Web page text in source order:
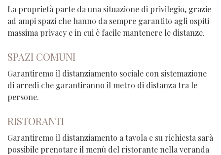
La proprietà parte da una situazione di privilegio, grazie
ad ampi spazi che hanno da sempre garantito agli ospiti
massima privacy e in cui è facile mantenere le distanze.
SPAZI COMUNI
Garantiremo il distanziamento sociale con sistemazione
di arredi che garantiranno il metro di distanza tra le
persone.
RISTORANTI
Garantiremo il distanziamento a tavola e su richiesta sarà
possibile prenotare il menù del ristorante nella veranda